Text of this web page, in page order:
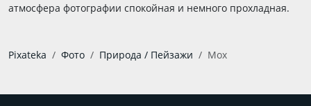
атмосфера фотографии спокойная и немного прохладная.
Pixateka Фото Природа / Пейзажи Мох